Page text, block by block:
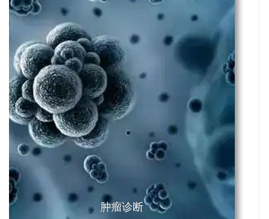
肿瘤诊断
外泌体3D成像
[4] Shafaq-Zadah, Massiullah, et al. "Exploration into Galectin-3
Driven Endocytosis and Lattices." Biomolecules 14.9 (2024):
[5] Sanchez-Londono, Mariana, et al. "Visualization of Type IV-A1
CRISPR-mediated repression of gene expression and plasmid
replication." Nucleic Acids Research 52.20 (2024): 12592-12603.
[6] Rajbanshi B, Guruacharya A, Mandell J W, et al. Localization,
induction, and cellular effects of tau phosphorylated at threonine
217 1[J]. Alzheimer's & Dementia, 2023, 19(7): 2874-2887.
[7] Friedl, Karoline, et al. "Robust and fast multicolor Single
Molecule Localization Microscopy using spectral separation and
demixing." BioRxiv (2023): 2023-01.
[8] Baschieri, Francesco, et al. "Fibroblasts generate
topographical cues that steer cancer cell migration." Science
Advances 9.33 (2023): eade2120.